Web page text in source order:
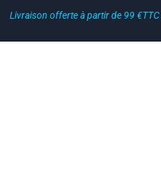
Livraison offerte à partir de 99 €TTC